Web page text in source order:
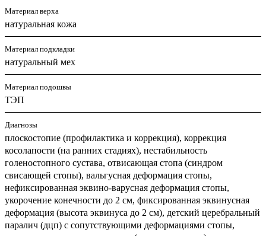
Материал верха
натуральная кожа
Материал подкладки
натуральный мех
Материал подошвы
ТЭП
Диагнозы
плоскостопие (профилактика и коррекция), коррекция
косолапости (на ранних стадиях), нестабильность
голеностопного сустава, отвисающая стопа (синдром
свисающей стопы), вальгусная деформация стопы,
нефиксированная эквино-варусная деформация стопы,
укорочение конечности до 2 см, фиксированная эквинусная
деформация (высота эквинуса до 2 см), детский церебральный
паралич (дцп) с сопутствующими деформациями стопы,